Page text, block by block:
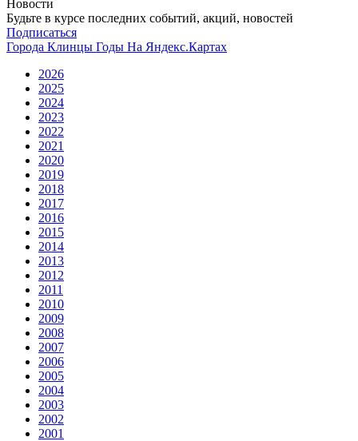
Новости
Будьте в курсе последних событий, акций, новостей
Подписаться
Города Клинцы Годы На Яндекс.Картах
2026
2025
2024
2023
2022
2021
2020
2019
2018
2017
2016
2015
2014
2013
2012
2011
2010
2009
2008
2007
2006
2005
2004
2003
2002
2001